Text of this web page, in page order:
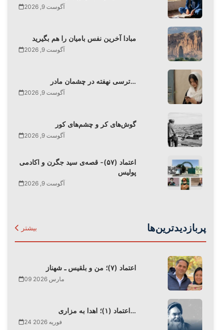
آگوست 9, 2026
مبادا آخرین نفس بامیان را هم بگیرید
آگوست 9, 2026
ترسی نهفته در چشمان مادر…
آگوست 9, 2026
گوش‌های کر و چشم‌های کور
آگوست 9, 2026
اعتماد (۵۷)- قصه‌ی سید جگرن و اکادمی
پولیس
آگوست 9, 2026
پربازدیدترین‌ها بیشتر
اعتماد (۷)؛ من و بلقیس ـ شهناز
09 مارس 2026
اعتماد (۱)؛ اهدا به مزاری…
24 فوریه 2026